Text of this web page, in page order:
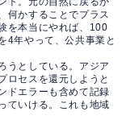
何かすることでプラス
を本当にやれば、100
4年やって、公共事業と
うとしている。アジア
ロセスを還元しようと
ドエラーも含めて記録
ていける。これも地域